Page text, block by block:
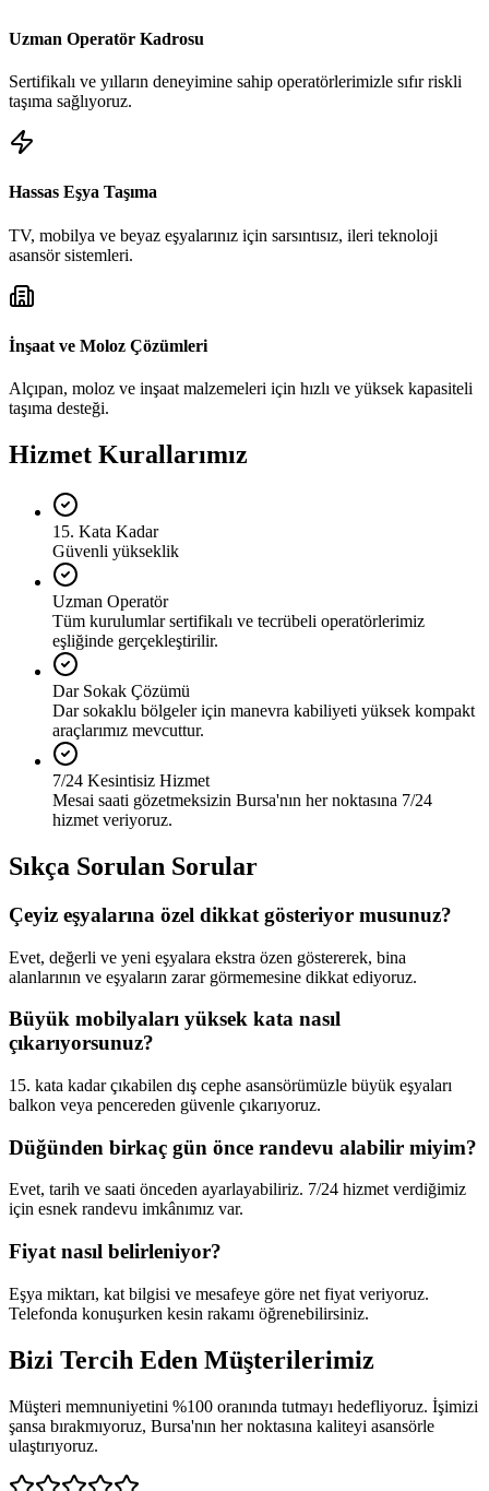
Uzman Operatör Kadrosu
Sertifikalı ve yılların deneyimine sahip operatörlerimizle sıfır riskli
taşıma sağlıyoruz.
Hassas Eşya Taşıma
TV, mobilya ve beyaz eşyalarınız için sarsıntısız, ileri teknoloji
asansör sistemleri.
İnşaat ve Moloz Çözümleri
Alçıpan, moloz ve inşaat malzemeleri için hızlı ve yüksek kapasiteli
taşıma desteği.
Hizmet Kurallarımız
15. Kata Kadar
Güvenli yükseklik
Uzman Operatör
Tüm kurulumlar sertifikalı ve tecrübeli operatörlerimiz
eşliğinde gerçekleştirilir.
Dar Sokak Çözümü
Dar sokaklu bölgeler için manevra kabiliyeti yüksek kompakt
araçlarımız mevcuttur.
7/24 Kesintisiz Hizmet
Mesai saati gözetmeksizin Bursa'nın her noktasına 7/24
hizmet veriyoruz.
Sıkça Sorulan Sorular
Çeyiz eşyalarına özel dikkat gösteriyor musunuz?
Evet, değerli ve yeni eşyalara ekstra özen göstererek, bina
alanlarının ve eşyaların zarar görmemesine dikkat ediyoruz.
Büyük mobilyaları yüksek kata nasıl
çıkarıyorsunuz?
15. kata kadar çıkabilen dış cephe asansörümüzle büyük eşyaları
balkon veya pencereden güvenle çıkarıyoruz.
Düğünden birkaç gün önce randevu alabilir miyim?
Evet, tarih ve saati önceden ayarlayabiliriz. 7/24 hizmet verdiğimiz
için esnek randevu imkânımız var.
Fiyat nasıl belirleniyor?
Eşya miktarı, kat bilgisi ve mesafeye göre net fiyat veriyoruz.
Telefonda konuşurken kesin rakamı öğrenebilirsiniz.
Bizi Tercih Eden Müşterilerimiz
Müşteri memnuniyetini %100 oranında tutmayı hedefliyoruz. İşimizi
şansa bırakmıyoruz, Bursa'nın her noktasına kaliteyi asansörle
ulaştırıyoruz.